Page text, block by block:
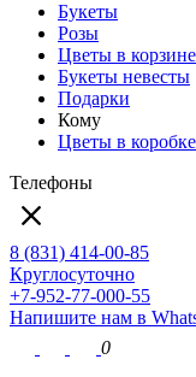
Букеты
Розы
Цветы в корзине
Букеты невесты
Подарки
Кому
Цветы в коробке
Телефоны
8 (831) 414-00-85
Круглосуточно
+7-952-77-000-55
Напишите нам в
0